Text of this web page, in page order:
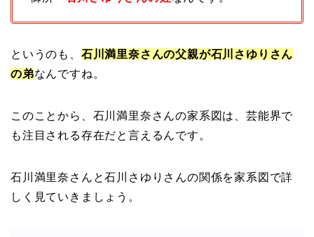
というのも、 石川満里奈さんの父親が石川さゆりさん
の弟なんですね。
このことから、石川満里奈さんの家系図は、芸能界で
も注目される存在だと言えるんです。
石川満里奈さんと石川さゆりさんの関係を家系図で詳
しく見ていきましょう。